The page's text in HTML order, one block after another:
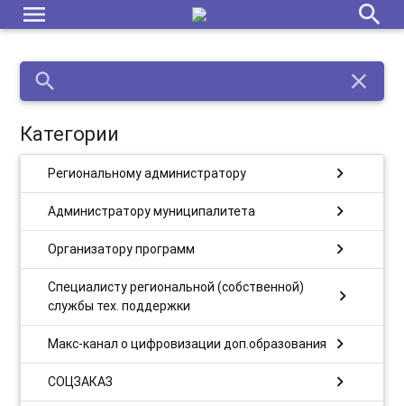
menu search
search close
Категории
Региональному администратору chevron_right
Администратору муниципалитета chevron_right
Организатору программ chevron_right
Специалисту региональной (собственной)
службы тех. поддержки
chevron_right
Макс-канал о цифровизации доп.образования chevron_right
СОЦЗАКАЗ chevron_right